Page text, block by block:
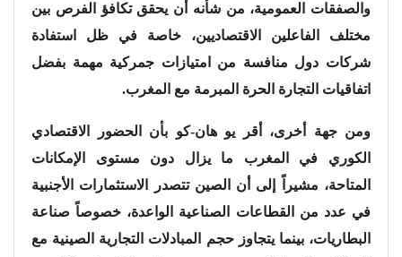
والصفقات العمومية، من شأنه أن يحقق تكافؤ الفرص بين
مختلف الفاعلين الاقتصاديين، خاصة في ظل استفادة
شركات دول منافسة من امتيازات جمركية مهمة بفضل
اتفاقيات التجارة الحرة المبرمة مع المغرب.
ومن جهة أخرى، أقر يو هان-كو بأن الحضور الاقتصادي
الكوري في المغرب ما يزال دون مستوى الإمكانات
المتاحة، مشيراً إلى أن الصين تتصدر الاستثمارات الأجنبية
في عدد من القطاعات الصناعية الواعدة، خصوصاً صناعة
البطاريات، بينما يتجاوز حجم المبادلات التجارية الصينية مع